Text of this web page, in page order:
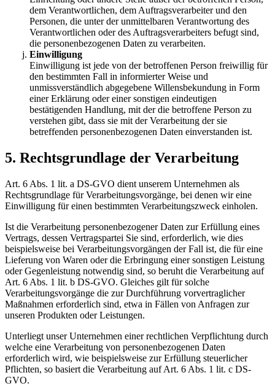
dem Verantwortlichen, dem Auftragsverarbeiter und den
Personen, die unter der unmittelbaren Verantwortung des
Verantwortlichen oder des Auftragsverarbeiters befugt sind,
die personenbezogenen Daten zu verarbeiten.
Einwilligung
Einwilligung ist jede von der betroffenen Person freiwillig für
den bestimmten Fall in informierter Weise und
unmissverständlich abgegebene Willensbekundung in Form
einer Erklärung oder einer sonstigen eindeutigen
bestätigenden Handlung, mit der die betroffene Person zu
verstehen gibt, dass sie mit der Verarbeitung der sie
betreffenden personenbezogenen Daten einverstanden ist.
5. Rechtsgrundlage der Verarbeitung
Art. 6 Abs. 1 lit. a DS-GVO dient unserem Unternehmen als
Rechtsgrundlage für Verarbeitungsvorgänge, bei denen wir eine
Einwilligung für einen bestimmten Verarbeitungszweck einholen.
Ist die Verarbeitung personenbezogener Daten zur Erfüllung eines
Vertrags, dessen Vertragspartei Sie sind, erforderlich, wie dies
beispielsweise bei Verarbeitungsvorgängen der Fall ist, die für eine
Lieferung von Waren oder die Erbringung einer sonstigen Leistung
oder Gegenleistung notwendig sind, so beruht die Verarbeitung auf
Art. 6 Abs. 1 lit. b DS-GVO. Gleiches gilt für solche
Verarbeitungsvorgänge die zur Durchführung vorvertraglicher
Maßnahmen erforderlich sind, etwa in Fällen von Anfragen zur
unseren Produkten oder Leistungen.
Unterliegt unser Unternehmen einer rechtlichen Verpflichtung durch
welche eine Verarbeitung von personenbezogenen Daten
erforderlich wird, wie beispielsweise zur Erfüllung steuerlicher
Pflichten, so basiert die Verarbeitung auf Art. 6 Abs. 1 lit. c DS-
GVO.